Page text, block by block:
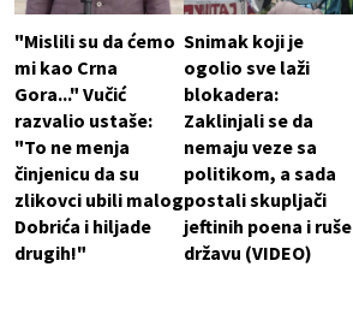
"Mislili su da ćemo
mi kao Crna
Gora..." Vučić
razvalio ustaše:
"To ne menja
činjenicu da su
zlikovci ubili malog
Dobrića i hiljade
drugih!"
Snimak koji je
ogolio sve laži
blokadera:
Zaklinjali se da
nemaju veze sa
politikom, a sada
postali skupljači
jeftinih poena i ruše
državu (VIDEO)